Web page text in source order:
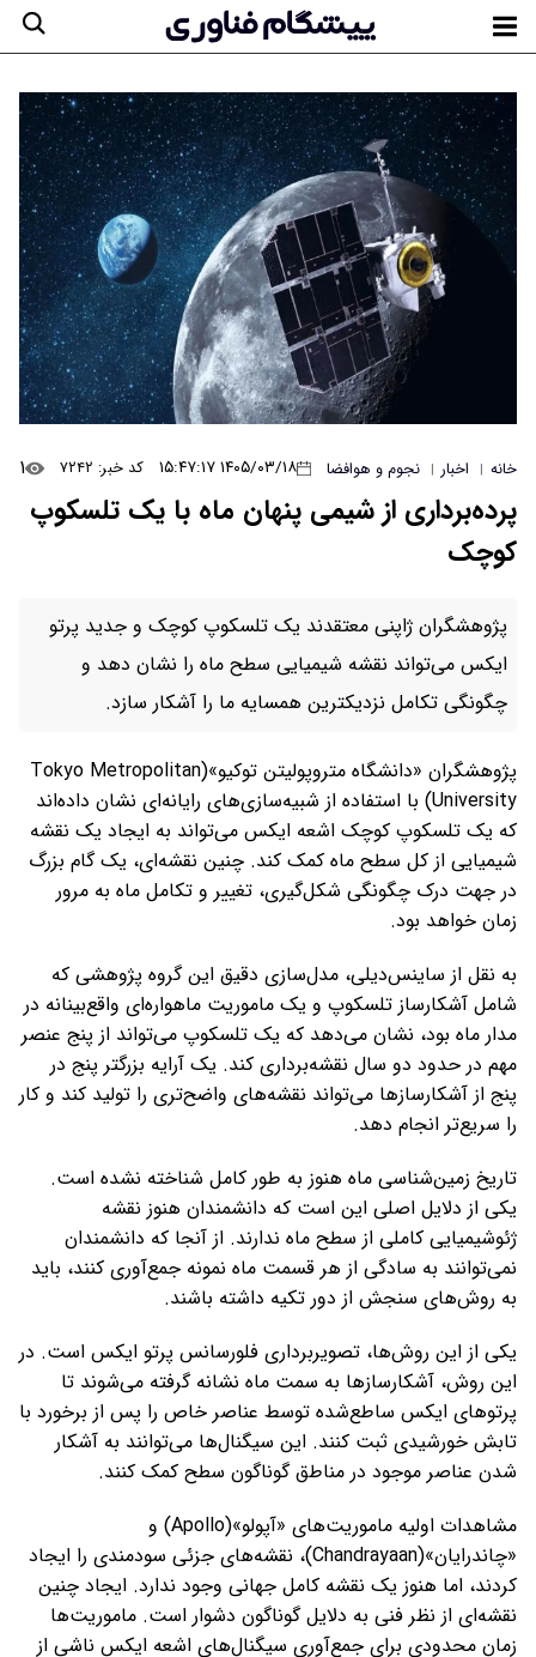
خانه | اخبار | نجوم و هوافضا ۱۴۰۵/۰۳/۱۸ ۱۵:۴۷:۱۷ کد خبر: ۷۲۴۲ ۱
پرده‌برداری از شیمی پنهان ماه با یک تلسکوپ
کوچک
پژوهشگران ژاپنی معتقدند یک تلسکوپ کوچک و جدید پرتو
ایکس می‌تواند نقشه شیمیایی سطح ماه را نشان دهد و
چگونگی تکامل نزدیکترین همسایه ما را آشکار سازد.
پژوهشگران «دانشگاه متروپولیتن توکیو»(Tokyo Metropolitan
University) با استفاده از شبیه‌سازی‌های رایانه‌ای نشان داده‌اند
که یک تلسکوپ کوچک اشعه ایکس می‌تواند به ایجاد یک نقشه
شیمیایی از کل سطح ماه کمک کند. چنین نقشه‌ای، یک گام بزرگ
در جهت درک چگونگی شکل‌گیری، تغییر و تکامل ماه به مرور
زمان خواهد بود.
به نقل از ساینس‌دیلی، مدل‌سازی دقیق این گروه پژوهشی که
شامل آشکارساز تلسکوپ و یک ماموریت ماهواره‌ای واقع‌بینانه در
مدار ماه بود، نشان می‌دهد که یک تلسکوپ می‌تواند از پنج عنصر
مهم در حدود دو سال نقشه‌برداری کند. یک آرایه بزرگتر پنج در
پنج از آشکارسازها می‌تواند نقشه‌های واضح‌تری را تولید کند و کار
را سریع‌تر انجام دهد.
تاریخ زمین‌شناسی ماه هنوز به طور کامل شناخته نشده است.
یکی از دلایل اصلی این است که دانشمندان هنوز نقشه
ژئوشیمیایی کاملی از سطح ماه ندارند. از آنجا که دانشمندان
نمی‌توانند به سادگی از هر قسمت ماه نمونه جمع‌آوری کنند، باید
به روش‌های سنجش از دور تکیه داشته باشند.
یکی از این روش‌ها، تصویربرداری فلورسانس پرتو ایکس است. در
این روش، آشکارسازها به سمت ماه نشانه گرفته می‌شوند تا
پرتوهای ایکس ساطع‌شده توسط عناصر خاص را پس از برخورد با
تابش خورشیدی ثبت کنند. این سیگنال‌ها می‌توانند به آشکار
شدن عناصر موجود در مناطق گوناگون سطح کمک کنند.
مشاهدات اولیه ماموریت‌های «آپولو»(Apollo) و
«چاندرایان»(Chandrayaan)، نقشه‌های جزئی سودمندی را ایجاد
کردند، اما هنوز یک نقشه کامل جهانی وجود ندارد. ایجاد چنین
نقشه‌ای از نظر فنی به دلایل گوناگون دشوار است. ماموریت‌ها
زمان محدودی برای جمع‌آوری سیگنال‌های اشعه ایکس ناشی از